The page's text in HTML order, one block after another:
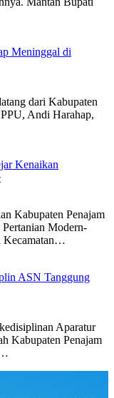
Meninggal di
dari Kabupaten
Andi Harahap,
Kenaikan
Kabupaten Penajam
Pertanian Modern-
Kecamatan…
ASN Tanggung
Aparatur
Kabupaten Penajam